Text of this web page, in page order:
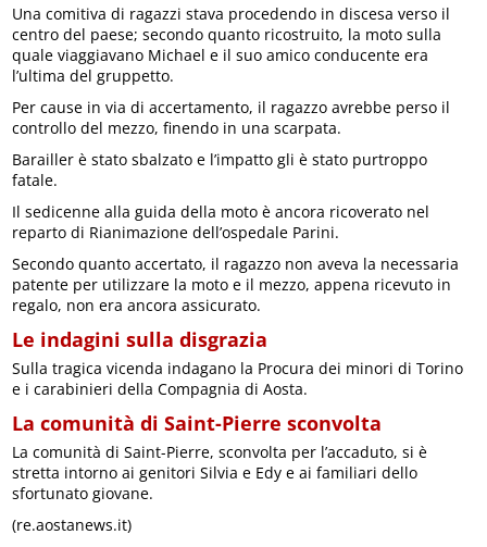
Una comitiva di ragazzi stava procedendo in discesa verso il
centro del paese; secondo quanto ricostruito, la moto sulla
quale viaggiavano Michael e il suo amico conducente era
l’ultima del gruppetto.
Per cause in via di accertamento, il ragazzo avrebbe perso il
controllo del mezzo, finendo in una scarpata.
Barailler è stato sbalzato e l’impatto gli è stato purtroppo
fatale.
Il sedicenne alla guida della moto è ancora ricoverato nel
reparto di Rianimazione dell’ospedale Parini.
Secondo quanto accertato, il ragazzo non aveva la necessaria
patente per utilizzare la moto e il mezzo, appena ricevuto in
regalo, non era ancora assicurato.
Le indagini sulla disgrazia
Sulla tragica vicenda indagano la Procura dei minori di Torino
e i carabinieri della Compagnia di Aosta.
La comunità di Saint-Pierre sconvolta
La comunità di Saint-Pierre, sconvolta per l’accaduto, si è
stretta intorno ai genitori Silvia e Edy e ai familiari dello
sfortunato giovane.
(re.aostanews.it)